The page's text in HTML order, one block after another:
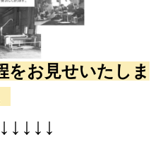
をお見せいたしま
↓ ↓ ↓ ↓ ↓